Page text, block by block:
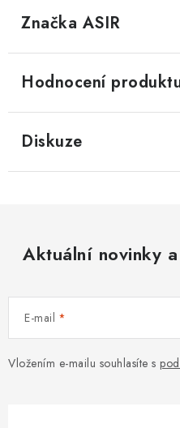
Značka ASIR
Hodnocení
Diskuze
Aktuální novinky
E-mail
Vložením e-mailu souhlasíte s